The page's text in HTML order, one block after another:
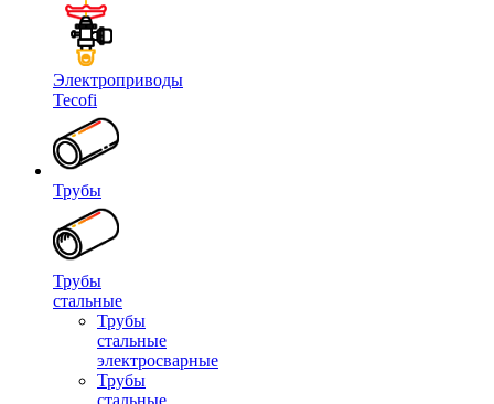
Электроприводы
Tecofi
Трубы
Трубы
стальные
Трубы
стальные
электросварные
Трубы
стальные